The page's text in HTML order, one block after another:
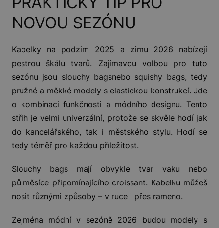
NOVOU SEZÓNU
Kabelky na podzim 2025 a zimu 2026 nabízejí
pestrou škálu tvarů. Zajímavou volbou pro tuto
sezónu jsou slouchy bagsnebo squishy bags, tedy
pružné a měkké modely s elastickou konstrukcí. Jde
o kombinaci funkčnosti a módního designu. Tento
střih je velmi univerzální, protože se skvěle hodí jak
do kancelářského, tak i městského stylu. Hodí se
tedy téměř pro každou příležitost.
Slouchy bags mají obvykle tvar vaku nebo
půlměsíce připomínajícího croissant. Kabelku můžeš
nosit různými způsoby – v ruce i přes rameno.
Zejména módní v sezóně 2026 budou modely s